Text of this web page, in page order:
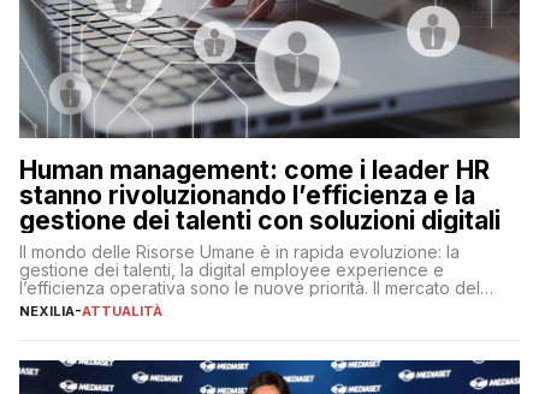
Human management: come i leader HR
stanno rivoluzionando l’efficienza e la
gestione dei talenti con soluzioni digitali
Il mondo delle Risorse Umane è in rapida evoluzione: la
gestione dei talenti, la digital employee experience e
l’efficienza operativa sono le nuove priorità. Il mercato del
lavoro, d’altra parte, è sempre più competitivo con una lotta
NEXILIA-ATTUALITÀ